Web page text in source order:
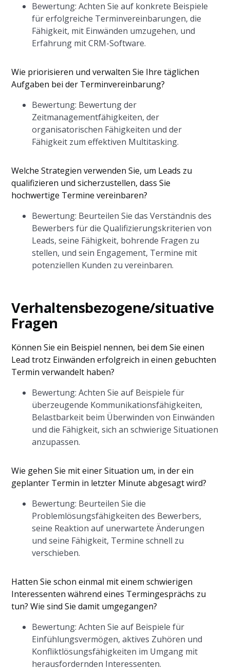
Bewertung: Achten Sie auf konkrete Beispiele
für erfolgreiche Terminvereinbarungen, die
Fähigkeit, mit Einwänden umzugehen, und
Erfahrung mit CRM-Software.
Wie priorisieren und verwalten Sie Ihre täglichen
Aufgaben bei der Terminvereinbarung?
Bewertung: Bewertung der
Zeitmanagementfähigkeiten, der
organisatorischen Fähigkeiten und der
Fähigkeit zum effektiven Multitasking.
Welche Strategien verwenden Sie, um Leads zu
qualifizieren und sicherzustellen, dass Sie
hochwertige Termine vereinbaren?
Bewertung: Beurteilen Sie das Verständnis des
Bewerbers für die Qualifizierungskriterien von
Leads, seine Fähigkeit, bohrende Fragen zu
stellen, und sein Engagement, Termine mit
potenziellen Kunden zu vereinbaren.
Verhaltensbezogene/situative
Fragen
Können Sie ein Beispiel nennen, bei dem Sie einen
Lead trotz Einwänden erfolgreich in einen gebuchten
Termin verwandelt haben?
Bewertung: Achten Sie auf Beispiele für
überzeugende Kommunikationsfähigkeiten,
Belastbarkeit beim Überwinden von Einwänden
und die Fähigkeit, sich an schwierige Situationen
anzupassen.
Wie gehen Sie mit einer Situation um, in der ein
geplanter Termin in letzter Minute abgesagt wird?
Bewertung: Beurteilen Sie die
Problemlösungsfähigkeiten des Bewerbers,
seine Reaktion auf unerwartete Änderungen
und seine Fähigkeit, Termine schnell zu
verschieben.
Hatten Sie schon einmal mit einem schwierigen
Interessenten während eines Termingesprächs zu
tun? Wie sind Sie damit umgegangen?
Bewertung: Achten Sie auf Beispiele für
Einfühlungsvermögen, aktives Zuhören und
Konfliktlösungsfähigkeiten im Umgang mit
herausfordernden Interessenten.